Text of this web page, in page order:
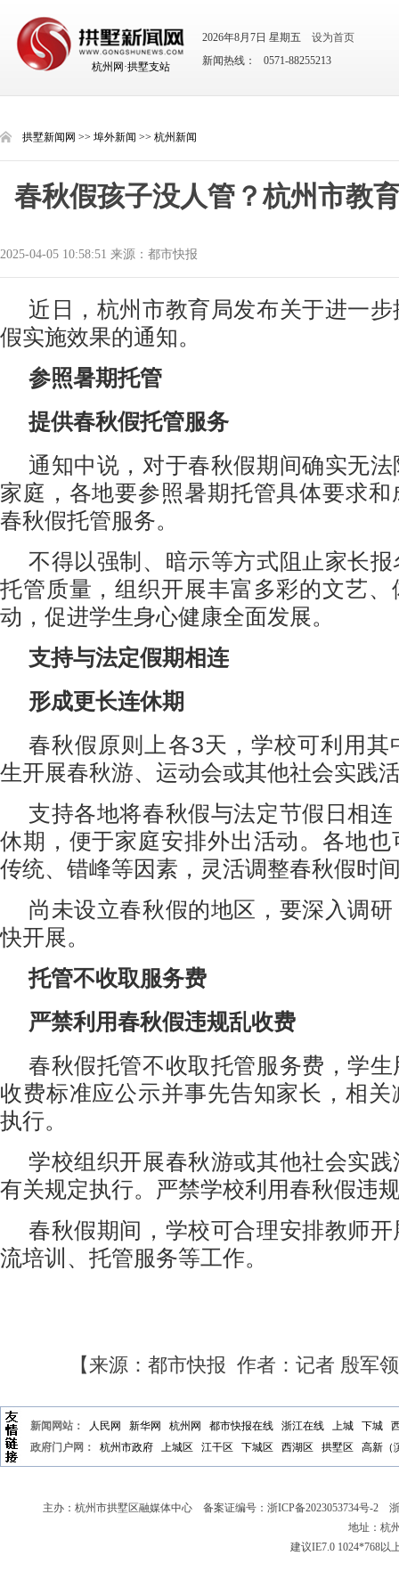
杭州网·拱墅支站
2026年8月7日 星期五
设为首页
新闻热线： 0571-88255213
拱墅新闻网 >> 埠外新闻 >> 杭州新闻
春秋假孩子没人管？杭州市教
2025-04-05 10:58:51 来源：都市快报
近日，杭州市教育局发布关于进一
假实施效果的通知。
参照暑期托管
提供春秋假托管服务
通知中说，对于春秋假期间确实无
家庭，各地要参照暑期托管具体要求
春秋假托管服务。
不得以强制、暗示等方式阻止家长
托管质量，组织开展丰富多彩的文艺
动，促进学生身心健康全面发展。
支持与法定假期相连
形成更长连休期
春秋假原则上各3天，学校可利用其
生开展春秋游、运动会或其他社会实践
支持各地将春秋假与法定节假日相
休期，便于家庭安排外出活动。各地
传统、错峰等因素，灵活调整春秋假时
尚未设立春秋假的地区，要深入调
快开展。
托管不收取服务费
严禁利用春秋假违规乱收费
春秋假托管不收取托管服务费，学
收费标准应公示并事先告知家长，相
执行。
学校组织开展春秋游或其他社会实
有关规定执行。严禁学校利用春秋假违
春秋假期间，学校可合理安排教师
流培训、托管服务等工作。
【来源：都市快报 作者：记者 殷军
新闻网站： 人民网 新华网 杭州网 都市快报在线 浙江在线 上城 下城
政府门户网：
杭州市政府 上城区 江干区 下城区 西湖区 拱墅区 高新（
主办：杭州市拱墅区融媒体中心 备案证编号： 浙ICP备2023053734号-2 浙
地址：杭
建议IE7.0 1024*768